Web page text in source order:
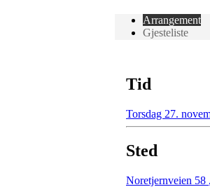
Arrangement
Gjesteliste
Tid
Torsdag 27.
Sted
Noretjernveien 58 ,